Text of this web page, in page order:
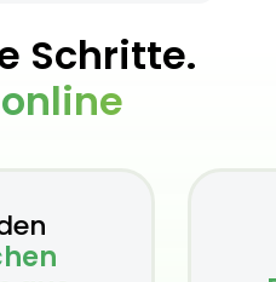
Schritte.
online